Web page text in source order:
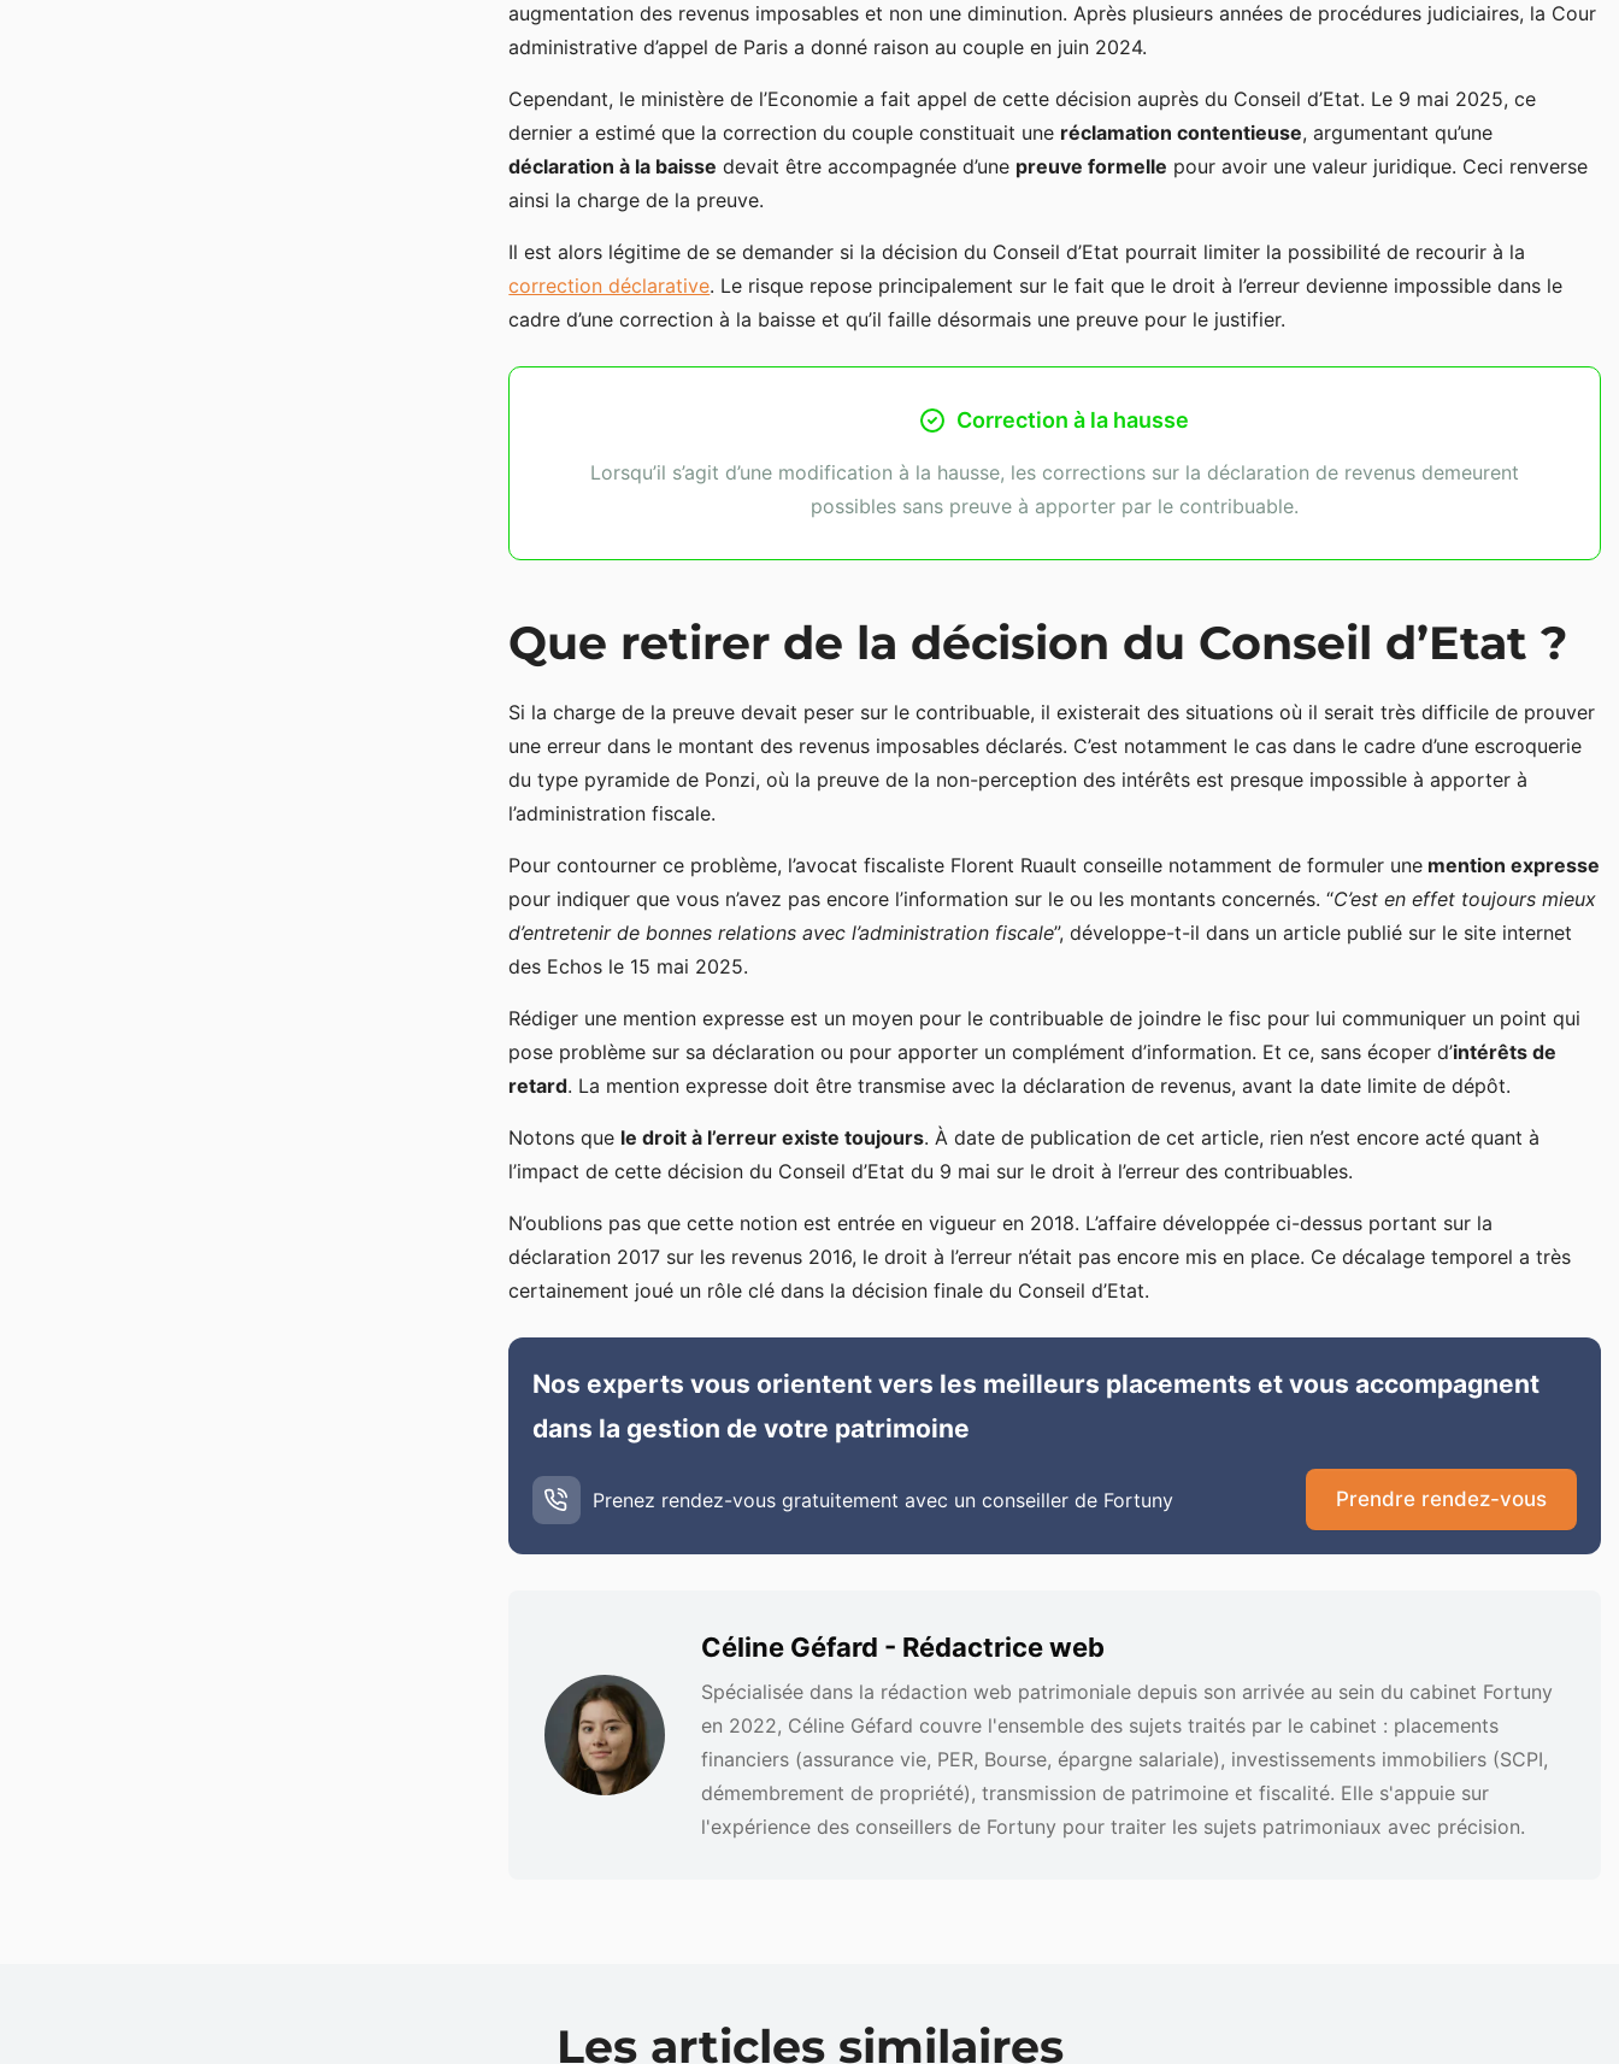
augmentation des revenus imposables et non une diminution. Après plusieurs années de procédures judiciaires, la Cour
administrative d’appel de Paris a donné raison au couple en juin 2024.
Cependant, le ministère de l’Economie a fait appel de cette décision auprès du Conseil d’Etat. Le 9 mai 2025, ce
dernier a estimé que la correction du couple constituait une réclamation contentieuse, argumentant qu’une
déclaration à la baisse devait être accompagnée d’une preuve formelle pour avoir une valeur juridique. Ceci renverse
ainsi la charge de la preuve.
Il est alors légitime de se demander si la décision du Conseil d’Etat pourrait limiter la possibilité de recourir à la
correction déclarative. Le risque repose principalement sur le fait que le droit à l’erreur devienne impossible dans le
cadre d’une correction à la baisse et qu’il faille désormais une preuve pour le justifier.
Correction à la hausse
Lorsqu’il s’agit d’une modification à la hausse, les corrections sur la déclaration de revenus demeurent
possibles sans preuve à apporter par le contribuable.
Que retirer de la décision du Conseil d’Etat ?
Si la charge de la preuve devait peser sur le contribuable, il existerait des situations où il serait très difficile de prouver
une erreur dans le montant des revenus imposables déclarés. C’est notamment le cas dans le cadre d’une escroquerie
du type pyramide de Ponzi, où la preuve de la non-perception des intérêts est presque impossible à apporter à
l’administration fiscale.
Pour contourner ce problème, l’avocat fiscaliste Florent Ruault conseille notamment de formuler une mention expresse
pour indiquer que vous n’avez pas encore l’information sur le ou les montants concernés. “C’est en effet toujours mieux
d’entretenir de bonnes relations avec l’administration fiscale”, développe-t-il dans un article publié sur le site internet
des Echos le 15 mai 2025.
Rédiger une mention expresse est un moyen pour le contribuable de joindre le fisc pour lui communiquer un point qui
pose problème sur sa déclaration ou pour apporter un complément d’information. Et ce, sans écoper d’intérêts de
retard. La mention expresse doit être transmise avec la déclaration de revenus, avant la date limite de dépôt.
Notons que le droit à l’erreur existe toujours. À date de publication de cet article, rien n’est encore acté quant à
l’impact de cette décision du Conseil d’Etat du 9 mai sur le droit à l’erreur des contribuables.
N’oublions pas que cette notion est entrée en vigueur en 2018. L’affaire développée ci-dessus portant sur la
déclaration 2017 sur les revenus 2016, le droit à l’erreur n’était pas encore mis en place. Ce décalage temporel a très
certainement joué un rôle clé dans la décision finale du Conseil d’Etat.
Nos experts vous orientent vers les meilleurs placements et vous accompagnent
dans la gestion de votre patrimoine
Prenez rendez-vous gratuitement avec un conseiller de Fortuny Prendre rendez-vous
Céline Géfard - Rédactrice web
Spécialisée dans la rédaction web patrimoniale depuis son arrivée au sein du cabinet Fortuny
en 2022, Céline Géfard couvre l'ensemble des sujets traités par le cabinet : placements
financiers (assurance vie, PER, Bourse, épargne salariale), investissements immobiliers (SCPI,
démembrement de propriété), transmission de patrimoine et fiscalité. Elle s'appuie sur
l'expérience des conseillers de Fortuny pour traiter les sujets patrimoniaux avec précision.
Les articles similaires